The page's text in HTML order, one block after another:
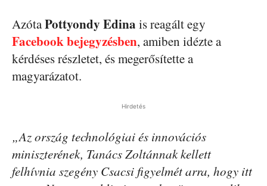
AzótaPottyondy Edina is reagált egy
Facebook bejegyzésben, amiben idézte a
kérdéses részletet, és megerősítette a
magyarázatot.
Hirdetés
„Az ország technológiai és innovációs
miniszterének, Tanács Zoltánnak kellett
felhívnia szegény Csacsi figyelmét arra, hogy itt